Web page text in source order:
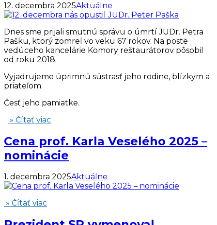
12. decembra 2025Aktuálne
Dnes sme prijali smutnú správu o úmrtí JUDr. Petra
Pašku, ktorý zomrel vo veku 67 rokov. Na poste
vedúceho kancelárie Komory reštaurátorov pôsobil
od roku 2018.
Vyjadrujeme úprimnú sústrasť jeho rodine, blízkym a
priateľom.
Česť jeho pamiatke.
» Čítať viac
Cena prof. Karla Veselého 2025 –
nominácie
1. decembra 2025Aktuálne
» Čítať viac